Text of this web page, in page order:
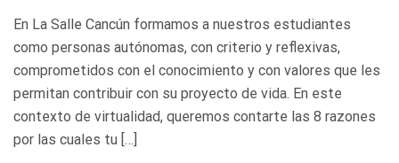
En La Salle Cancún formamos a nuestros estudiantes
como personas autónomas, con criterio y reflexivas,
comprometidos con el conocimiento y con valores que les
permitan contribuir con su proyecto de vida. En este
contexto de virtualidad, queremos contarte las 8 razones
por las cuales tu […]